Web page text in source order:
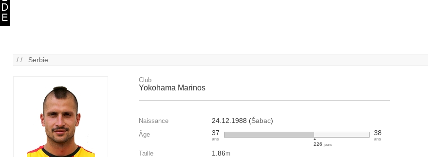
/ / Serbie
Club
Yokohama Marinos
Naissance 24.12.1988 (Šabac)
Âge 37
ans
226jours
38
ans
Taille 1.86m